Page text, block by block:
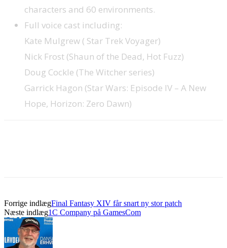
characters and 60 environments.
Full voice cast including:
Kate Mulgrew ( Star Trek Voyager)
Nick Frost (Shaun of the Dead, Hot Fuzz)
Doug Cockle (The Witcher series)
Garrick Hagon (Star Wars: Episode IV – A New
Hope, Horizon: Zero Dawn)
Forrige indlægFinal Fantasy XIV får snart ny stor patch
Næste indlæg1C Company på GamesCom